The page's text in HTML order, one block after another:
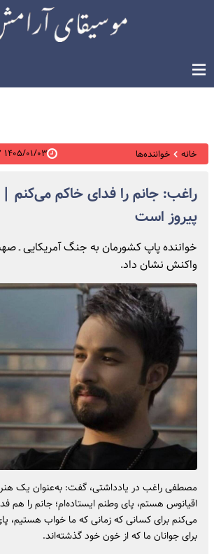
خانه خواننده‌ها ۱۴۰۵/۰۱/۰۳ ۱۳:۵۲:۲۷
راغب: جانم را فدای خاکم می‌کنم |
پیروز است
خواننده پاپ کشورمان به جنگ آمریکایی‌ ـ
واکنش نشان داد.
مصطفی راغب در یادداشتی، گفت: به‌عنوان یک
اقیانوس هستم، پای وطنم ایستاده‌ام؛ جانم را هم
می‌کنم برای کسانی که زمانی که ما خواب هستیم، پای
برای جوانان ما که از خون خود گذشته‌اند.